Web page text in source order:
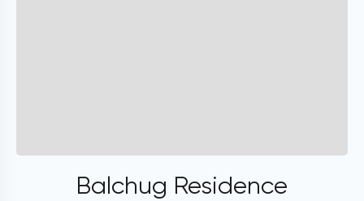
Balchug Residence